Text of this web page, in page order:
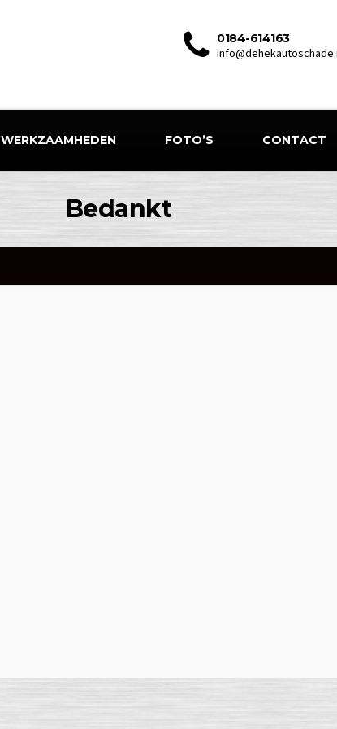
0184-614163
WERKZAAMHEDEN FOTO’S CONTACT
Bedankt